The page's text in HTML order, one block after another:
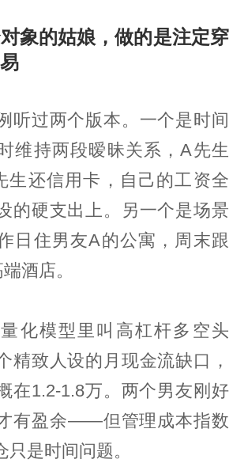
象的姑娘，做的是注定穿
听过两个版本。一个是时间
维持两段暧昧关系，A先生
生还信用卡，自己的工资全
的硬支出上。另一个是场景
日住男友A的公寓，周末跟
酒店。
化模型里叫高杠杆多空头
精致人设的月现金流缺口，
在1.2-1.8万。两个男友刚好
有盈余——但管理成本指数
是时间问题。